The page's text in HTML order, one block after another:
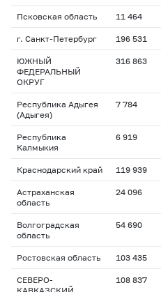
Псковская область 11 464
г. Санкт-Петербург 196 531
ЮЖНЫЙ
ФЕДЕРАЛЬНЫЙ
ОКРУГ
316 863
Республика Адыгея
(Адыгея)
7 784
Республика
Калмыкия
6 919
Краснодарский край 119 939
Астраханская
область
24 096
Волгоградская
область
54 690
Ростовская область 103 435
СЕВЕРО-
108 837